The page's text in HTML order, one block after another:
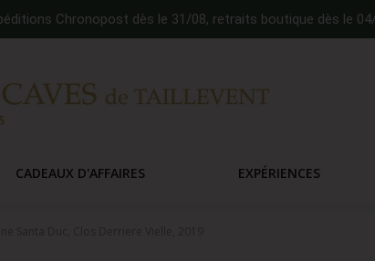
Chronopost dès le 31/08, retraits boutique dès le
CADEAUX D'AFFAIRES EXPÉRIENCES